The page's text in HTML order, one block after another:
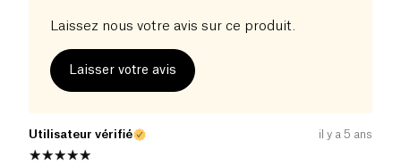
Laissez nous votre avis sur ce produit.
Laisser votre avis
Utilisateur vérifié il y a 5 ans